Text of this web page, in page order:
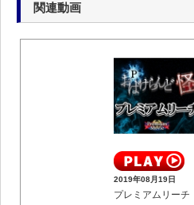
関連動画
2019年08月19日